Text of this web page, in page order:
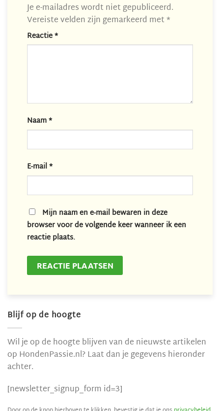
Je e-mailadres wordt niet gepubliceerd.
Vereiste velden zijn gemarkeerd met*
Reactie*
Naam*
E-mail*
Mijn naam en e-mail bewaren in deze
browser voor de volgende keer wanneer ik een
reactie plaats.
Blijf op de hoogte
Wil je op de hoogte blijven van de nieuwste artikelen
op HondenPassie.nl? Laat dan je gegevens hieronder
achter.
[newsletter_signup_form id=3]